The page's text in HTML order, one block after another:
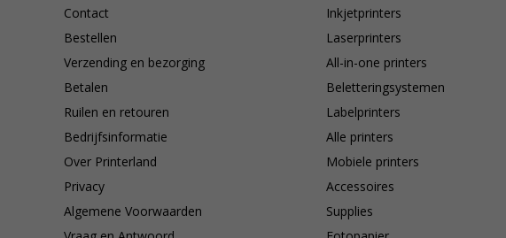
Contact
Bestellen
Verzending en bezorging
Betalen
Ruilen en retouren
Bedrijfsinformatie
Over Printerland
Privacy
Algemene Voorwaarden
Inkjetprinters
Laserprinters
All-in-one printers
Beletteringsystemen
Labelprinters
Alle printers
Mobiele printers
Accessoires
Supplies